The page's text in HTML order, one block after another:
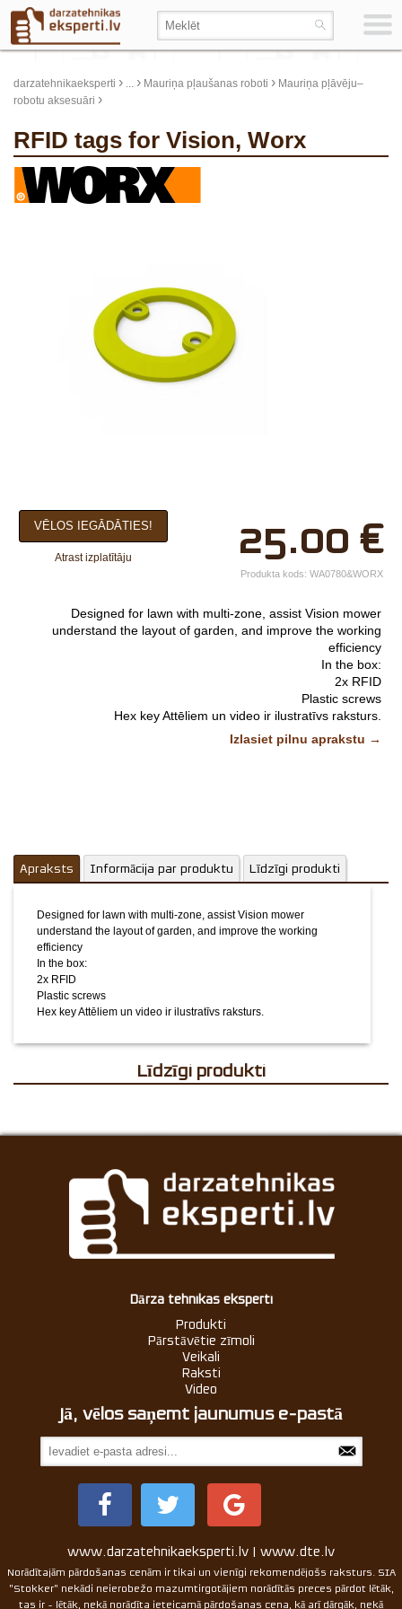
darzatehnikaeksperti › ... › Mauriņa pļaušanas roboti › Mauriņa pļāvēju–
robotu aksesuāri ›
RFID tags for Vision, Worx
×
Jūsu vārds*
Uzņēmuma
tālr.*
E-pasts*
Izvēlieties tuvāko
veikalu*
25.00 €
VĒLOS IEGĀDĀTIES!
Atrast izplatītāju
Produkta kods: WA0780&WORX
Designed for lawn with multi-zone, assist Vision mower
understand the layout of garden, and improve the working
efficiency
In the box:
2x RFID
Plastic screws
Hex keyAttēliem un video ir ilustratīvs raksturs.
Izlasiet pilnu aprakstu →
Apraksts Informācija par produktu Līdzīgi produkti
Designed for lawn with multi-zone, assist Vision mower
understand the layout of garden, and improve the working
efficiency
In the box:
2x RFID
Plastic screws
Hex keyAttēliem un video ir ilustratīvs raksturs.
Līdzīgi produkti
Dārza tehnikas eksperti
Produkti
Pārstāvētie zīmoli
Veikali
Raksti
Video
Jā, vēlos saņemt jaunumus e-pastā
www.darzatehnikaeksperti.lv | www.dte.lv
Norādītajām pārdošanas cenām ir tikai un vienīgi rekomendējošs raksturs. SIA
"Stokker" nekādi neierobežo mazumtirgotājiem norādītās preces pārdot lētāk,
tas ir - lētāk, nekā norādīta ieteicamā pārdošanas cena, kā arī dārgāk, nekā